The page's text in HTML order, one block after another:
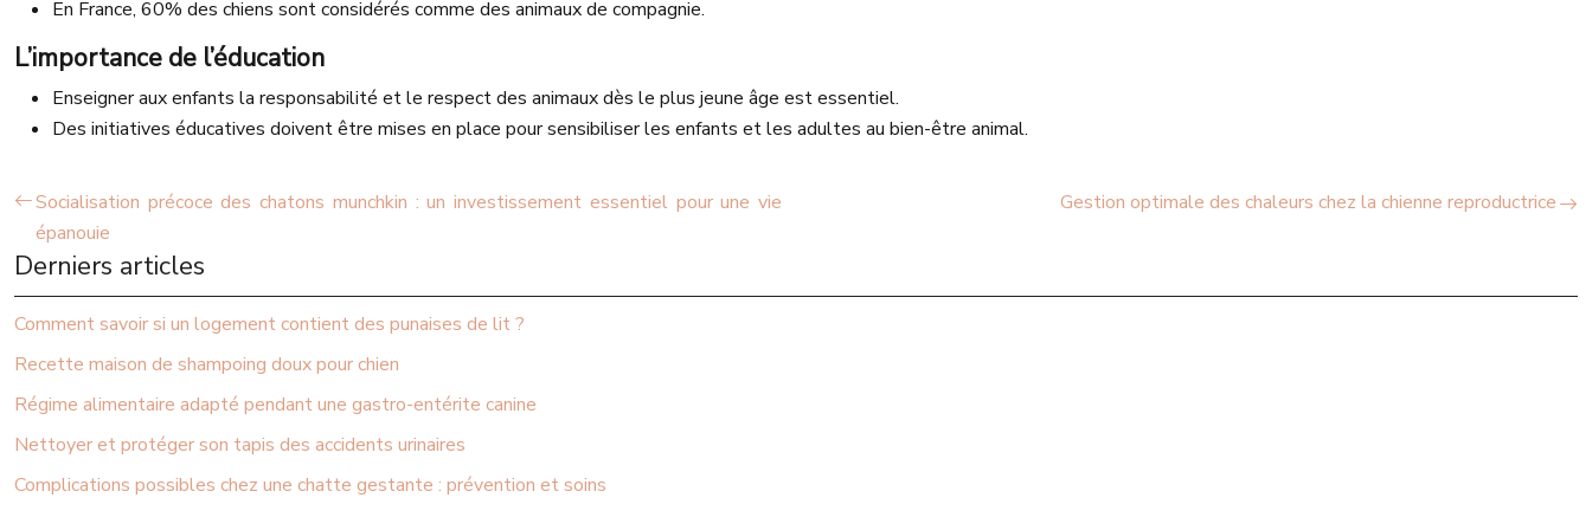
En France, 60% des chiens sont considérés comme des animaux de compagnie.
L’importance de l’éducation
Enseigner aux enfants la responsabilité et le respect des animaux dès le plus jeune âge est essentiel.
Des initiatives éducatives doivent être mises en place pour sensibiliser les enfants et les adultes au bien-être animal.
Socialisation précoce des chatons munchkin : un investissement essentiel pour une vie
épanouie
Gestion optimale des chaleurs chez la chienne reproductrice
Derniers articles
Comment savoir si un logement contient des punaises de lit ?
Recette maison de shampoing doux pour chien
Régime alimentaire adapté pendant une gastro-entérite canine
Nettoyer et protéger son tapis des accidents urinaires
Complications possibles chez une chatte gestante : prévention et soins